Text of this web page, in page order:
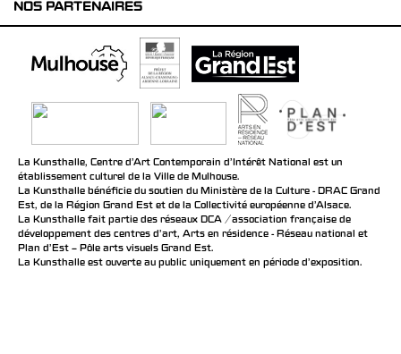
NOS PARTENAIRES
La Kunsthalle, Centre d’Art Contemporain d’Intérêt National est un
établissement culturel de la Ville de Mulhouse.
La Kunsthalle bénéficie du soutien du Ministère de la Culture - DRAC Grand
Est, de la Région Grand Est et de la Collectivité européenne d’Alsace.
La Kunsthalle fait partie des réseaux DCA / association française de
développement des centres d'art, Arts en résidence - Réseau national et
Plan d’Est – Pôle arts visuels Grand Est.
La Kunsthalle est ouverte au public uniquement en période d'exposition.